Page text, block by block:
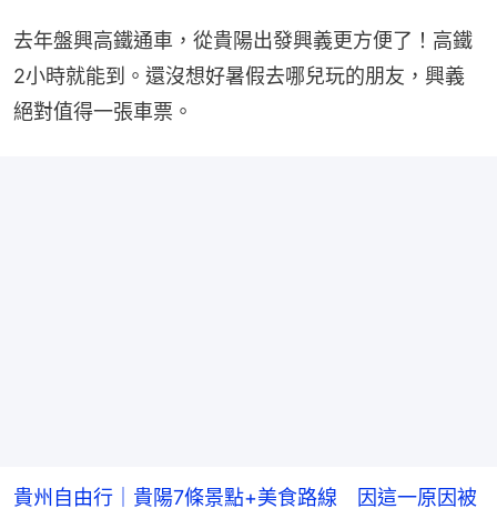
去年盤興高鐵通車，從貴陽出發興義更方便了！高鐵
2小時就能到。還沒想好暑假去哪兒玩的朋友，興義
絕對值得一張車票。
貴州自由行｜貴陽7條景點+美食路線 因這一原因被